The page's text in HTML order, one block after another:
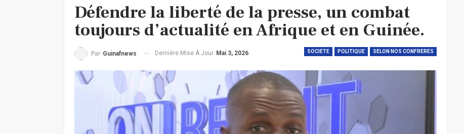
Défendre la liberté de la presse, un combat
toujours d’actualité en Afrique et en Guinée.
SOCIETE POLITIQUE SELON NOS CONFRERES
Par Guinafnews Dernière Mise À Jour Mai 3, 2026